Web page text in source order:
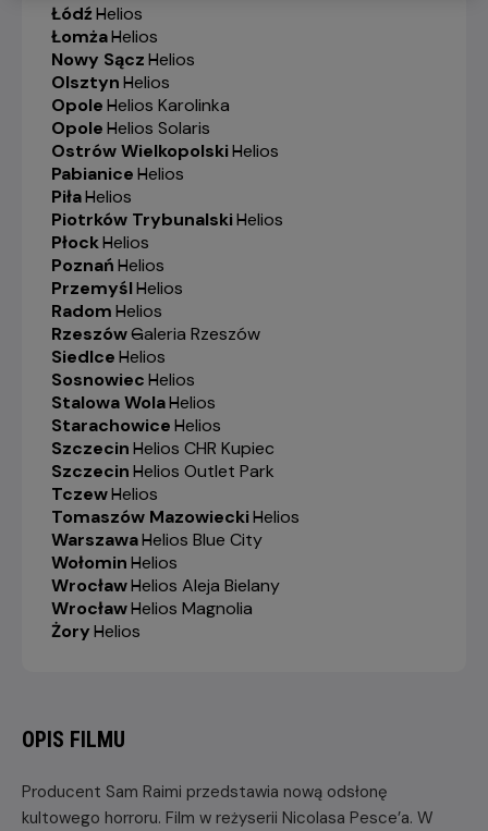
Łódź-
Helios
Łomża-
Helios
Nowy Sącz-
Helios
Olsztyn-
Helios
Opole-
Helios Karolinka
Opole-
Helios Solaris
Ostrów Wielkopolski-
Helios
Pabianice-
Helios
Piła-
Helios
Piotrków Trybunalski-
Helios
Płock-
Helios
Poznań-
Helios
Przemyśl-
Helios
Radom-
Helios
Rzeszów-
Galeria Rzeszów
Siedlce-
Helios
Sosnowiec-
Helios
Stalowa Wola-
Helios
Starachowice-
Helios
Szczecin-
Helios CHR Kupiec
Szczecin-
Helios Outlet Park
Tczew-
Helios
Tomaszów Mazowiecki-
Helios
Warszawa-
Helios Blue City
Wołomin-
Helios
Wrocław-
Helios Aleja Bielany
Wrocław-
Helios Magnolia
Żory-
Helios
OPIS FILMU
Producent Sam Raimi przedstawia nową odsłonę
kultowego horroru. Film w reżyserii Nicolasa Pesce’a. W